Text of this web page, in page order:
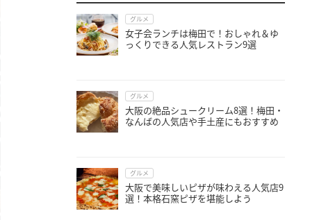
グルメ
女子会ランチは梅田で！おしゃれ＆ゆ
っくりできる人気レストラン9選
グルメ
大阪の絶品シュークリーム8選！梅田・
なんばの人気店や手土産にもおすすめ
グルメ
大阪で美味しいピザが味わえる人気店9
選！本格石窯ピザを堪能しよう